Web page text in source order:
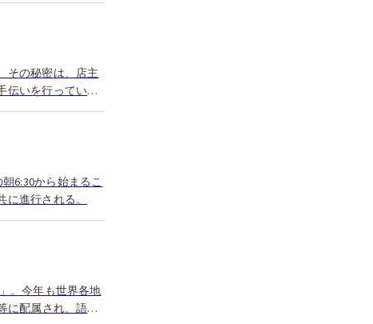
その秘密は、店主
伝いを行っていた
6:30から始まるこ
に進行される。
。今年も世界各地
に配属され、語学